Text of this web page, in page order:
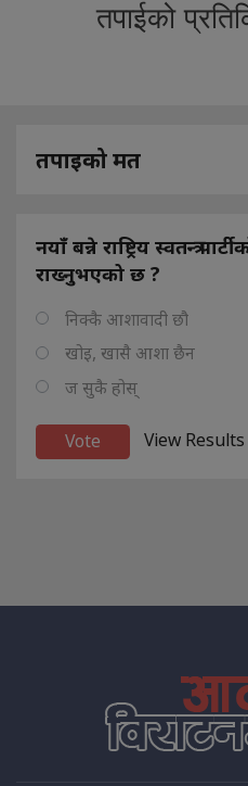
तपाईको
तपाइको मत
नयाँ बन्ने राष्ट्रिय स्वतन्त्र
राख्नुभएको छ ?
निक्कै आशावादी छौ
खोइ, खासै आशा छैन
ज सुकै होस्
View Results